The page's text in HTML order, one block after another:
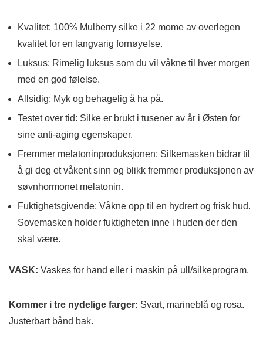
Kvalitet: 100% Mulberry silke i 22 mome av overlegen
kvalitet for en langvarig fornøyelse.
Luksus: Rimelig luksus som du vil våkne til hver morgen
med en god følelse.
Allsidig: Myk og behagelig å ha på.
Testet over tid: Silke er brukt i tusener av år i Østen for
sine anti-aging egenskaper.
Fremmer melatoninproduksjonen: Silkemasken bidrar til
å gi deg et våkent sinn og blikk fremmer produksjonen av
søvnhormonet melatonin.
Fuktighetsgivende: Våkne opp til en hydrert og frisk hud.
Sovemasken holder fuktigheten inne i huden der den
skal være.
VASK: Vaskes for hand eller i maskin på ull/silkeprogram.
Kommer i tre nydelige farger: Svart, marineblå og rosa.
Justerbart bånd bak.